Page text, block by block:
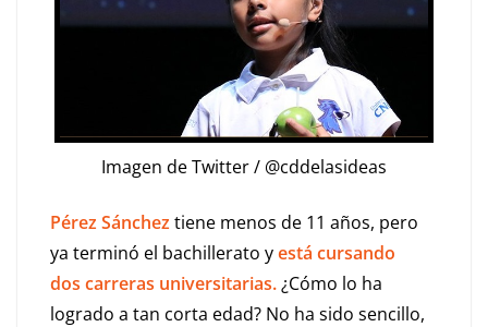
Imagen de Twitter / @cddelasideas
Pérez Sáncheztiene menos de 11 años, pero
ya terminó el bachillerato yestá cursando
dos carreras universitarias.¿Cómo lo ha
logrado a tan corta edad? No ha sido sencillo,